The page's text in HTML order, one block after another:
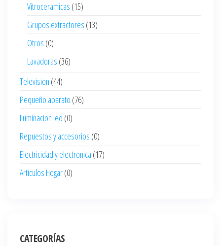
Vitroceramicas (15)
Grupos extractores (13)
Otros (0)
Lavadoras (36)
Television (44)
Pequeño aparato (76)
Iluminacion led (0)
Repuestos y accesorios (0)
Electricidad y electronica (17)
Articulos Hogar(0)
CATEGORÍAS